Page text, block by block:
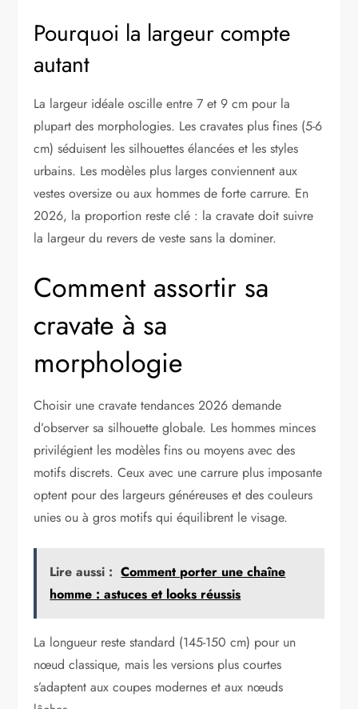
Pourquoi la largeur compte
autant
La largeur idéale oscille entre 7 et 9 cm pour la
plupart des morphologies. Les cravates plus fines (5-6
cm) séduisent les silhouettes élancées et les styles
urbains. Les modèles plus larges conviennent aux
vestes oversize ou aux hommes de forte carrure. En
2026, la proportion reste clé : la cravate doit suivre
la largeur du revers de veste sans la dominer.
Comment assortir sa
cravate à sa
morphologie
Choisir une cravate tendances 2026 demande
d’observer sa silhouette globale. Les hommes minces
privilégient les modèles fins ou moyens avec des
motifs discrets. Ceux avec une carrure plus imposante
optent pour des largeurs généreuses et des couleurs
unies ou à gros motifs qui équilibrent le visage.
Lire aussi : Comment porter une chaîne
homme : astuces et looks réussis
La longueur reste standard (145-150 cm) pour un
nœud classique, mais les versions plus courtes
s’adaptent aux coupes modernes et aux nœuds